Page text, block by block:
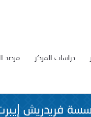
مرصد دراسات المركز
فريدريش